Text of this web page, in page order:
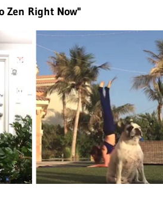
Zen Right Now"